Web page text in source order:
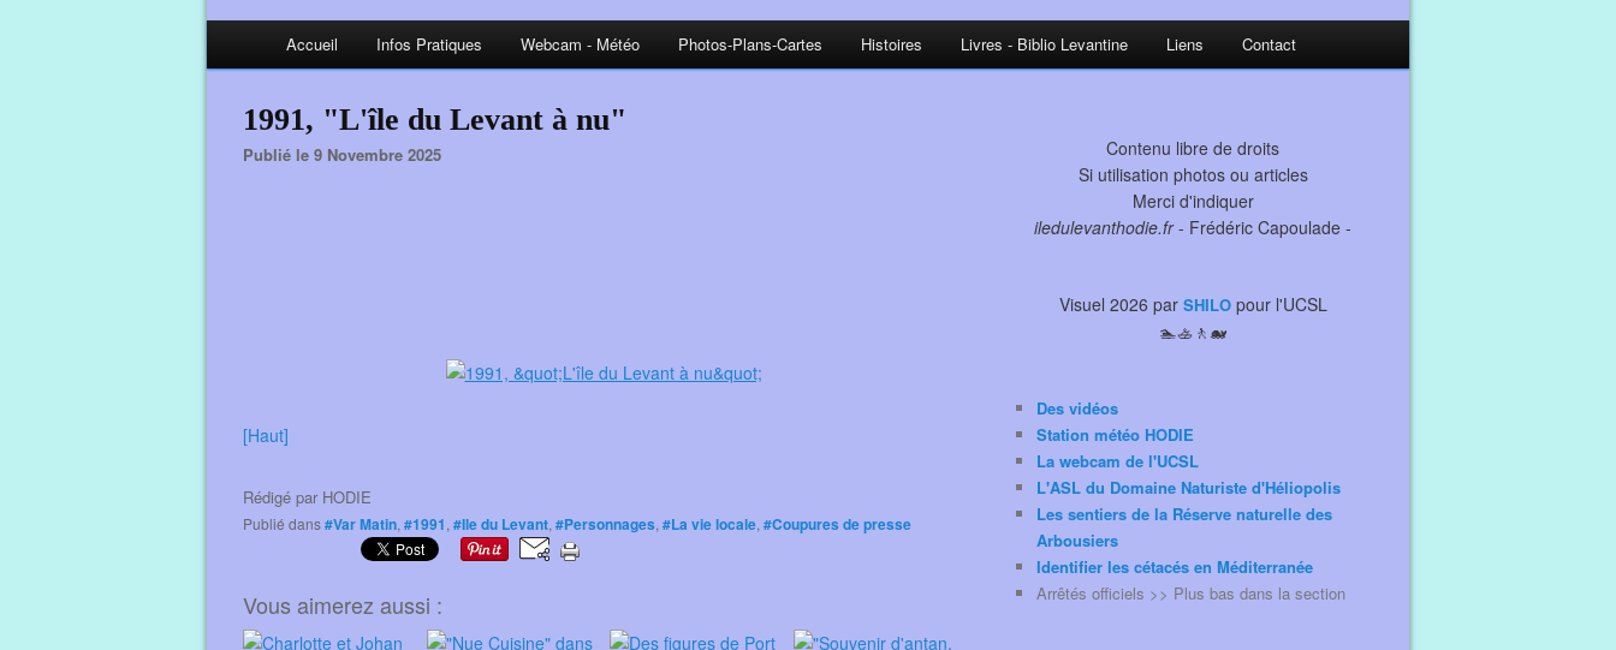
Accueil Infos Pratiques Webcam - Météo Photos-Plans-Cartes Histoires Livres - Biblio Levantine Liens Contact
1991, "L'île du Levant à nu"
Publié le 9 Novembre 2025
[Haut]
Rédigé par HODIE
Publié dans#Var Matin, #1991, #Ile du Levant, #Personnages, #La vie locale, #Coupures de presse
Vous aimerez aussi :
Contenu libre de droits
Si utilisation photos ou articles
Merci d'indiquer
iledulevanthodie.fr- Frédéric Capoulade -
Visuel 2026 par SHILOpour l'UCSL
🏊🚣🚶🐋
Des vidéos
Station météo HODIE
La webcam de l'UCSL
L'ASL du Domaine Naturiste d'Héliopolis
Les sentiers de la Réserve naturelle des
Arbousiers
Identifier les cétacés en Méditerranée
Arrêtés officiels >> Plus bas dans la section